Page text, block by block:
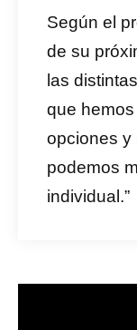
Según el
de su
las
que
opciones y
podemos
individual.”